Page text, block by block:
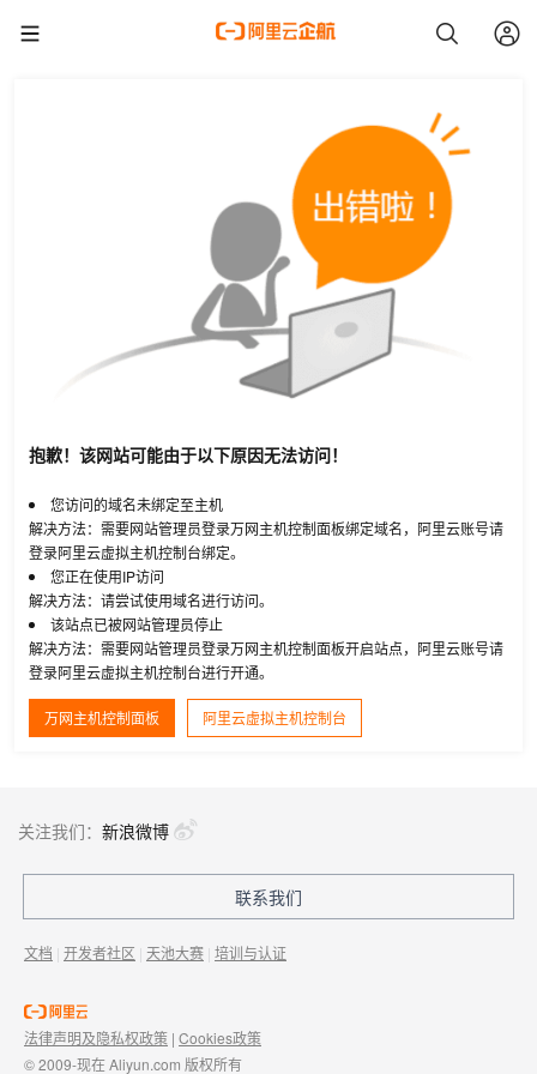
抱歉！该网站可能由于以下原因无法访问！
您访问的域名未绑定至主机
解决方法：需要网站管理员登录万网主机控制面板绑定域名，阿里云账号请
登录阿里云虚拟主机控制台绑定。
您正在使用IP访问
解决方法：请尝试使用域名进行访问。
该站点已被网站管理员停止
解决方法：需要网站管理员登录万网主机控制面板开启站点，阿里云账号请
登录阿里云虚拟主机控制台进行开通。
万网主机控制面板 阿里云虚拟主机控制台